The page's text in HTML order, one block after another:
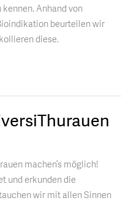
Anhand von
beurteilen wir
diese.
machen’s möglich!
und erkunden die
wir mit allen Sinnen